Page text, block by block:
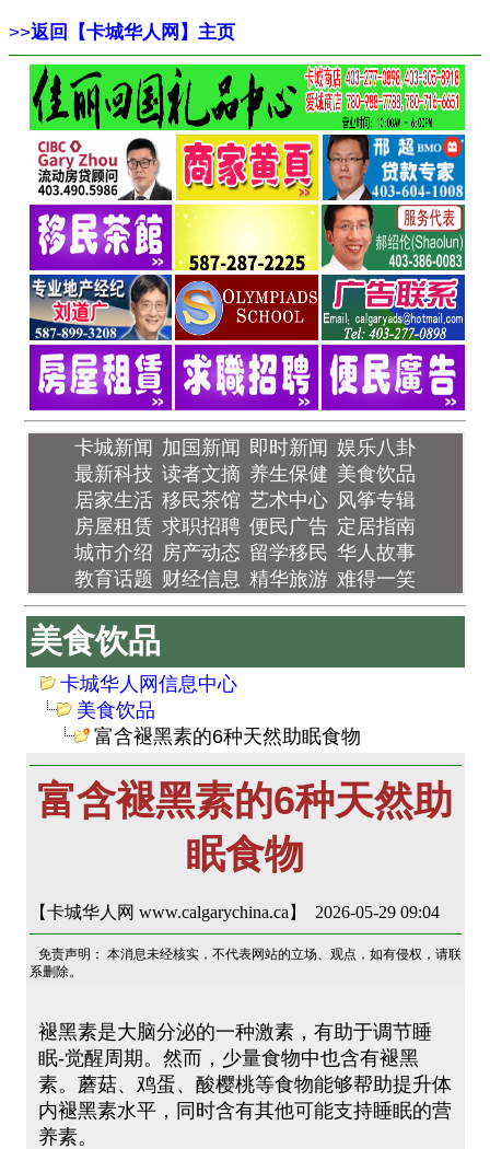
>>返回【卡城华人网】主页
卡城新闻 加国新闻 即时新闻 娱乐八卦
最新科技 读者文摘 养生保健 美食饮品
居家生活 移民茶馆 艺术中心 风筝专辑
房屋租赁 求职招聘 便民广告 定居指南
城市介绍 房产动态 留学移民 华人故事
教育话题 财经信息 精华旅游 难得一笑
美食饮品
卡城华人网信息中心
美食饮品
富含褪黑素的6种天然助眠食物
富含褪黑素的6种天然助
眠食物
【卡城华人网 www.calgarychina.ca】 2026-05-29 09:04
免责声明： 本消息未经核实，不代表网站的立场、观点，如有侵权，请联
系删除。
褪黑素是大脑分泌的一种激素，有助于调节睡
眠-觉醒周期。然而，少量食物中也含有褪黑
素。蘑菇、鸡蛋、酸樱桃等食物能够帮助提升体
内褪黑素水平，同时含有其他可能支持睡眠的营
养素。